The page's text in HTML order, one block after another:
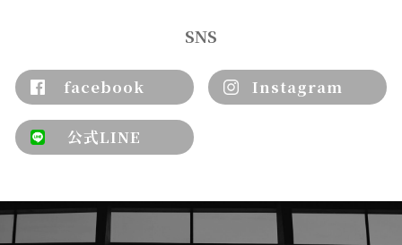
SNS
facebook Instagram
公式LINE